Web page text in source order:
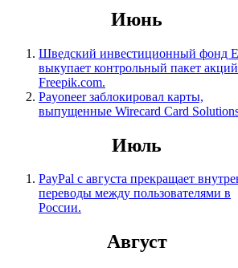
Июнь
Шведский инвестиционный фонд
выкупает контрольный пакет акций
Freepik.com.
Payoneer заблокировал карты,
выпущенные Wirecard Card
Июль
PayPal с августа прекращает
переводы между пользователями в
России.
Август